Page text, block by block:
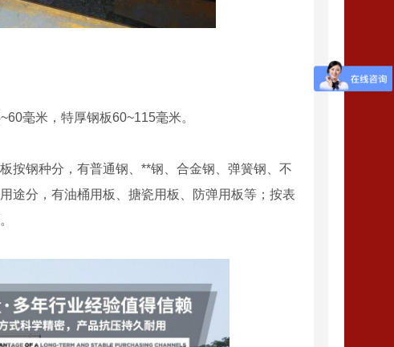
毫米，特厚钢板60~115毫米。
按钢种分，有普通钢、**钢、合金钢、弹簧钢、不
途分，有油桶用板、搪瓷用板、防弹用板等；按表